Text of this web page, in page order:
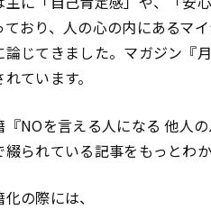
ており、人の心の内にあるマ
論じてきました。マガジン『
ています。
『NOを言える人になる 他人
綴られている記事をもっとわ
の際には、